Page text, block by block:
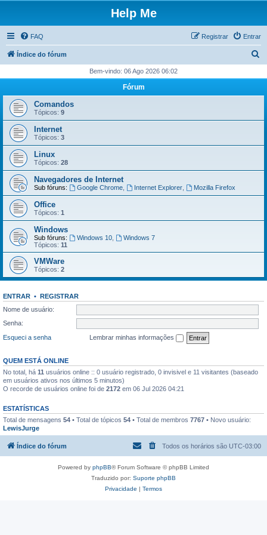
Help Me
FAQ Entrar
Registrar
Índice do fórum
q
Bem-vindo: 06 Ago 2026 06:02
Fórum
Comandos
Tópicos: 9
Internet
Tópicos: 3
Linux
Tópicos: 28
Navegadores de Internet
Sub fóruns: Google Chrome, Internet Explorer, Mozilla Firefox
Office
Tópicos: 1
Windows
Sub fóruns: Windows 10,
Windows 7
Tópicos: 11
VMWare
Tópicos: 2
ENTRAR • REGISTRAR
Nome de usuário:
Senha:
Esqueci a senha
Lembrar minhas informações
QUEM ESTÁ ONLINE
No total, há 11 usuários online :: 0 usuário registrado, 0 invisivel e 11 visitantes (baseado
em usuários ativos nos últimos 5 minutos)
O recorde de usuários online foi de 2172 em 06 Jul 2026 04:21
ESTATÍSTICAS
Total de mensagens 54 • Total de tópicos 54 • Total de membros 7767 • Novo usuário:
LewisJurge
Índice do fórum Todos os horários são UTC-03:00
Powered by phpBB® Forum Software © phpBB Limited
Traduzido por: Suporte phpBB
Privacidade | Termos